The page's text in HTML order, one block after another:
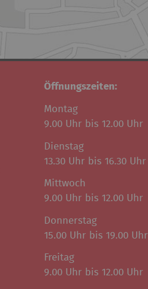
Öffnungszeiten:
Montag
9.00 Uhr bis 12.00 Uhr
Dienstag
13.30 Uhr bis 16.30 Uhr
Mittwoch
9.00 Uhr bis 12.00 Uhr
Donnerstag
15.00 Uhr bis 19.00 Uhr
Freitag
9.00 Uhr bis 12.00 Uhr